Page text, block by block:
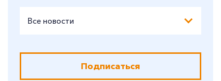
Все новости
Подписаться